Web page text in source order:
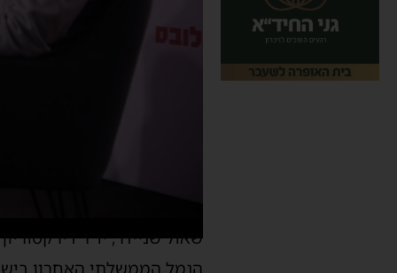
שאול שניידר, יו"ר